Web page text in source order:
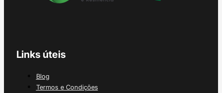
Links úteis
Blog
Termos e Condições